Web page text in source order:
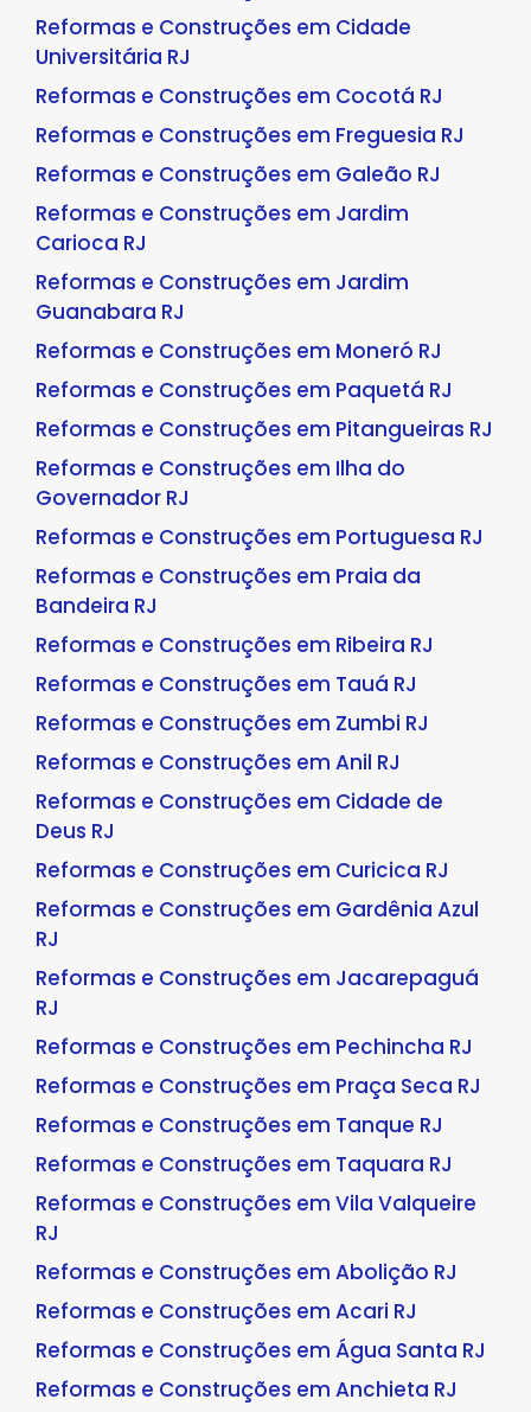
Reformas e Construções em Cidade
Universitária RJ
Reformas e Construções em Cocotá RJ
Reformas e Construções em Freguesia RJ
Reformas e Construções em Galeão RJ
Reformas e Construções em Jardim
Carioca RJ
Reformas e Construções em Jardim
Guanabara RJ
Reformas e Construções em Moneró RJ
Reformas e Construções em Paquetá RJ
Reformas e Construções em Pitangueiras RJ
Reformas e Construções em Ilha do
Governador RJ
Reformas e Construções em Portuguesa RJ
Reformas e Construções em Praia da
Bandeira RJ
Reformas e Construções em Ribeira RJ
Reformas e Construções em Tauá RJ
Reformas e Construções em Zumbi RJ
Reformas e Construções em Anil RJ
Reformas e Construções em Cidade de
Deus RJ
Reformas e Construções em Curicica RJ
Reformas e Construções em Gardênia Azul
RJ
Reformas e Construções em Jacarepaguá
RJ
Reformas e Construções em Pechincha RJ
Reformas e Construções em Praça Seca RJ
Reformas e Construções em Tanque RJ
Reformas e Construções em Taquara RJ
Reformas e Construções em Vila Valqueire
RJ
Reformas e Construções em Abolição RJ
Reformas e Construções em Acari RJ
Reformas e Construções em Água Santa RJ
Reformas e Construções em Anchieta RJ